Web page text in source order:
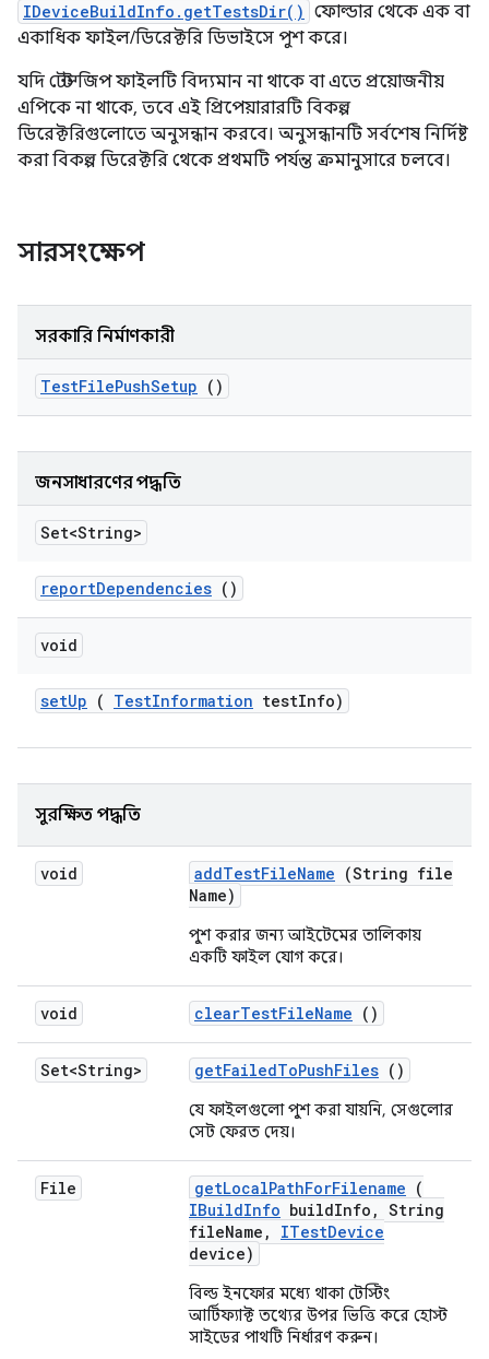
IDeviceBuildInfo.getTestsDir() ফোল্ডার থেকে এক বা
একাধিক ফাইল/ডিরেক্টরি ডিভাইসে পুশ করে।
যদি টেস্ট জিপ ফাইলটি বিদ্যমান না থাকে বা এতে প্রয়োজনীয়
এপিকে না থাকে, তবে এই প্রিপেয়ারারটি বিকল্প
ডিরেক্টরিগুলোতে অনুসন্ধান করবে। অনুসন্ধানটি সর্বশেষ নির্দিষ্ট
করা বিকল্প ডিরেক্টরি থেকে প্রথমটি পর্যন্ত ক্রমানুসারে চলবে।
সারসংক্ষেপ
সরকারি নির্মাণকারী
TestFilePushSetup ()
জনসাধারণের পদ্ধতি
Set<String>
reportDependencies ()
void
setUp ( TestInformation testInfo)
সুরক্ষিত পদ্ধতি
void addTestFileName (String file
Name)
পুশ করার জন্য আইটেমের তালিকায়
একটি ফাইল যোগ করে।
void clearTestFileName ()
Set<String> getFailedToPushFiles ()
যে ফাইলগুলো পুশ করা যায়নি, সেগুলোর
সেট ফেরত দেয়।
File getLocalPathForFilename (
IBuildInfo buildInfo , String
fileName , ITestDevice
device)
বিল্ড ইনফোর মধ্যে থাকা টেস্টিং
আর্টিফ্যাক্ট তথ্যের উপর ভিত্তি করে হোস্ট
সাইডের পাথটি নির্ধারণ করুন।